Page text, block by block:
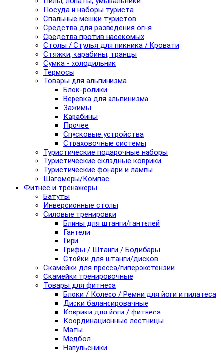
Посуда и наборы туриста
Спальные мешки туристов
Средства для разведения огня
Средства против насекомых
Столы / Стулья для пикника / Кровати
Стяжки, карабины, транцы
Сумка - холодильник
Термосы
Товары для альпинизма
Блок-ролики
Веревка для альпинизма
Зажимы
Карабины
Прочее
Спусковые устройства
Страховочные системы
Туристические подарочные наборы
Туристические складные коврики
Туристические фонари и лампы
Шагомеры/Компас
Фитнес и тренажеры
Батуты
Инверсионные столы
Силовые тренировки
Блины для штанги/гантелей
Гантели
Гири
Грифы / Штанги / Бодибары
Стойки для штанги/дисков
Скамейки для пресса/гиперэкстензии
Скамейки тренировочные
Товары для фитнеса
Блоки / Колесо / Ремни для йоги и пилатеса
Диски балансировачные
Коврики для йоги / фитнеса
Координационные лестницы
Маты
Медбол
Напульсники